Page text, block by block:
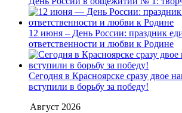
12 июня – День России: праздник
ответственности и любви к Родине
Сегодня в Красноярске сразу двое
вступили в борьбу за победу!
Август 2026